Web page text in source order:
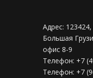
Адрес:
Большая
офис 8-9
Телефон: +7
Телефон: +7